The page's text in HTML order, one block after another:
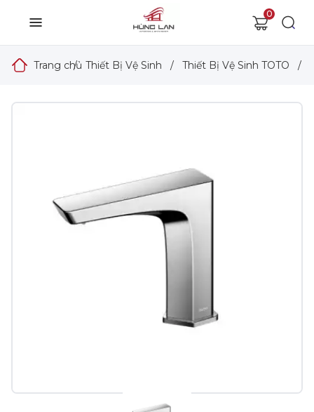
0
Trang chủ
/ Thiết Bị Vệ Sinh / Thiết Bị Vệ Sinh TOTO /